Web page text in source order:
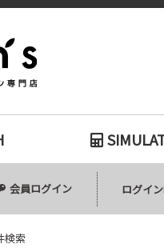
販売物件検索｜枚方
会員ログイン ログイ
検索